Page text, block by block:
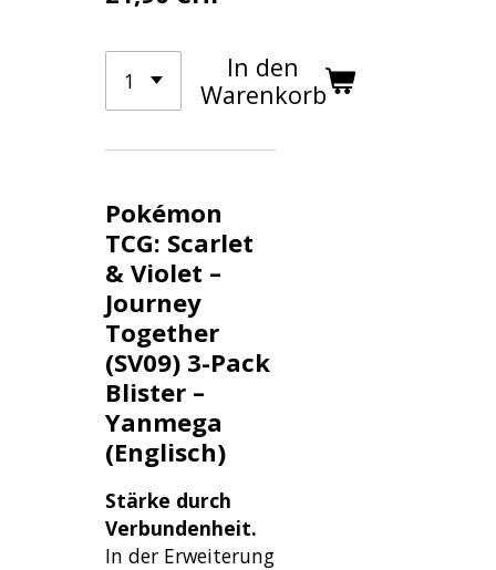
In den
Warenkorb
Pokémon
TCG: Scarlet
& Violet –
Journey
Together
(SV09) 3-Pack
Blister –
Yanmega
(Englisch)
Stärke durch
Verbundenheit.
In der Erweiterung